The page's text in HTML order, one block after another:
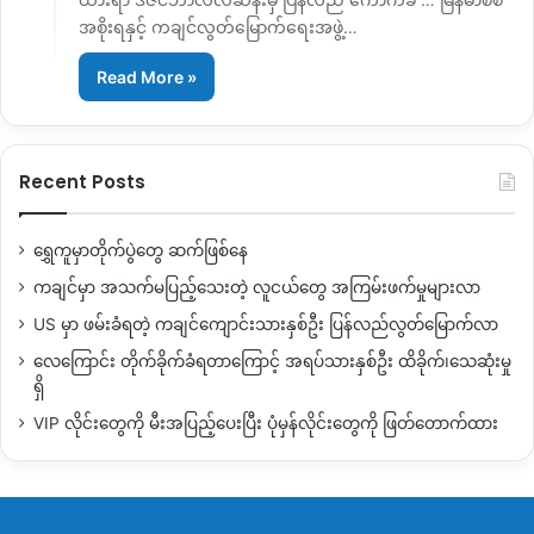
အစိုးရနှင့် ကချင်လွတ်မြောက်ရေးအဖွဲ့…
Read More »
Recent Posts
ရွှေကူမှာတိုက်ပွဲတွေ ဆက်ဖြစ်နေ
ကချင်မှာ အသက်မပြည့်သေးတဲ့ လူငယ်တွေ အကြမ်းဖက်မှုများလာ
US မှာ ဖမ်းခံရတဲ့ ကချင်ကျောင်းသားနှစ်ဦး ပြန်လည်လွတ်မြောက်လာ
လေကြောင်း တိုက်ခိုက်ခံရတာကြောင့် အရပ်သားနှစ်ဦး ထိခိုက်၊သေဆုံးမှု
ရှိ
VIP လိုင်းတွေကို မီးအပြည့်ပေးပြီး ပုံမှန်လိုင်းတွေကို ဖြတ်တောက်ထား